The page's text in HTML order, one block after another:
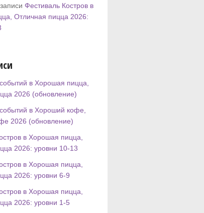
Фестиваль Костров в
Отличная пицца 2026:
в Хорошая пицца,
2026 (обновление)
в Хороший кофе,
2026 (обновление)
в Хорошая пицца,
2026: уровни 10-13
в Хорошая пицца,
2026: уровни 6-9
в Хорошая пицца,
2026: уровни 1-5